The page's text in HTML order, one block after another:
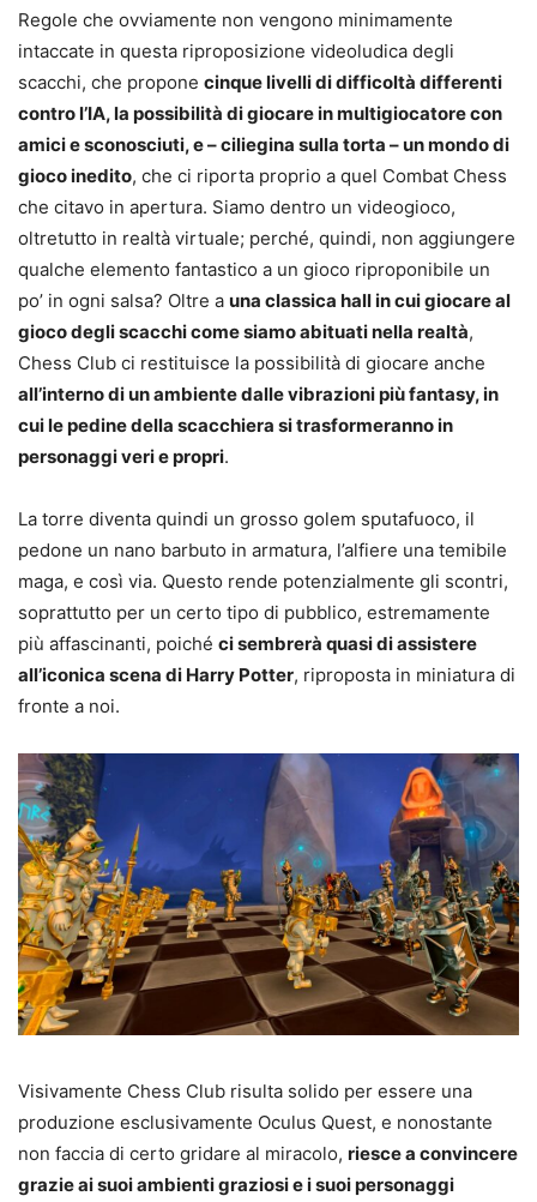
Regole che ovviamente non vengono minimamente
intaccate in questa riproposizione videoludica degli
scacchi, che propone cinque livelli di difficoltà differenti
contro l’IA, la possibilità di giocare in multigiocatore con
amici e sconosciuti, e – ciliegina sulla torta – un mondo di
gioco inedito, che ci riporta proprio a quel Combat Chess
che citavo in apertura. Siamo dentro un videogioco,
oltretutto in realtà virtuale; perché, quindi, non aggiungere
qualche elemento fantastico a un gioco riproponibile un
po’ in ogni salsa? Oltre a una classica hall in cui giocare al
gioco degli scacchi come siamo abituati nella realtà,
Chess Club ci restituisce la possibilità di giocare anche
all’interno di un ambiente dalle vibrazioni più fantasy, in
cui le pedine della scacchiera si trasformeranno in
personaggi veri e propri.
La torre diventa quindi un grosso golem sputafuoco, il
pedone un nano barbuto in armatura, l’alfiere una temibile
maga, e così via. Questo rende potenzialmente gli scontri,
soprattutto per un certo tipo di pubblico, estremamente
più affascinanti, poiché ci sembrerà quasi di assistere
all’iconica scena di Harry Potter, riproposta in miniatura di
fronte a noi.
Visivamente Chess Club risulta solido per essere una
produzione esclusivamente Oculus Quest, e nonostante
non faccia di certo gridare al miracolo, riesce a convincere
grazie ai suoi ambienti graziosi e i suoi personaggi